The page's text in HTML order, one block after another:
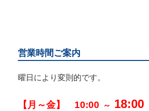
営業時間ご案内
曜日により変則的です。
【月～金】 10:00 ～ 18:00